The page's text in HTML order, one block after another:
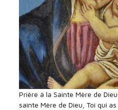
Prière à la Sainte Mère de
sainte Mère de Dieu, Toi qui